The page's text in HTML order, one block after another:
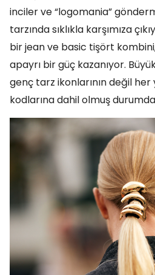
inciler ve “logomania”
tarzında sıklıkla karşımıza
bir jean ve basic tişört
apayrı bir güç kazanıyor.
genç tarz ikonlarının değil
kodlarına dahil olmuş